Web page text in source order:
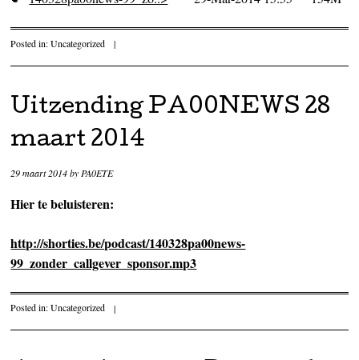
Posted in:Uncategorized |
Uitzending PA00NEWS 28
maart 2014
29 maart 2014by PA0ETE
Hier te beluisteren:
http://shorties.be/podcast/140328pa00news-
99_zonder_callgever_sponsor.mp3
Posted in:Uncategorized |